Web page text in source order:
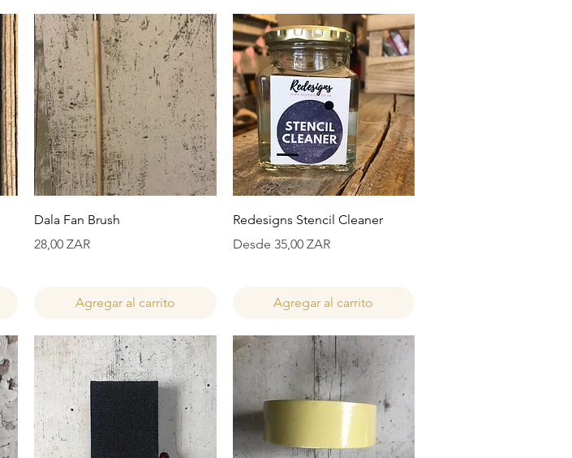
Vista rápida
Dala Fan Brush
Precio
28,00 ZAR
Agregar al carrito
Vista rápida
Redesigns Stencil Cleaner
Desde 35,00 ZAR
Precio de oferta
Agregar al carrito